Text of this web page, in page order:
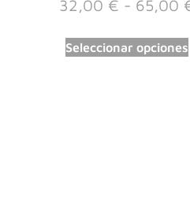
32,00 € - 65,00
Seleccionar opciones